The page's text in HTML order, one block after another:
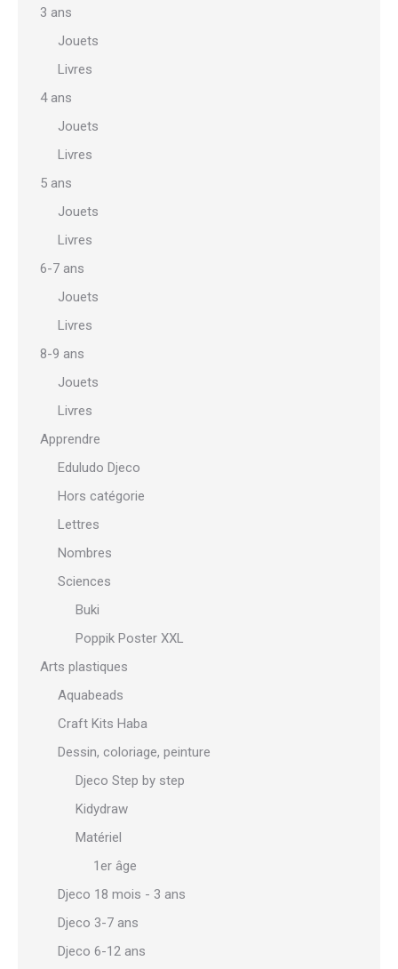
3 ans
Jouets
Livres
4 ans
Jouets
Livres
5 ans
Jouets
Livres
6-7 ans
Jouets
Livres
8-9 ans
Jouets
Livres
Apprendre
Eduludo Djeco
Hors catégorie
Lettres
Nombres
Sciences
Buki
Poppik Poster XXL
Arts plastiques
Aquabeads
Craft Kits Haba
Dessin, coloriage, peinture
Djeco Step by step
Kidydraw
Matériel
1er âge
Djeco 18 mois - 3 ans
Djeco 3-7 ans
Djeco 6-12 ans